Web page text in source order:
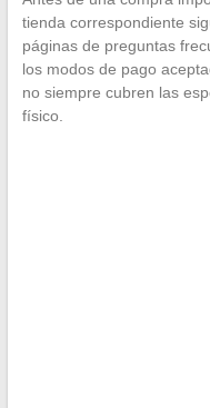
tienda correspondiente
páginas de preguntas
los modos de pago
no siempre cubren las
físico.